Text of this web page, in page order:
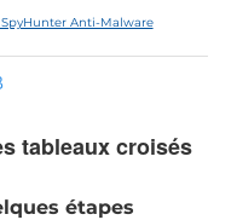
Anti-Malware
tableaux croisés
étapes